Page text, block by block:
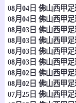
情报
澳威女超
A.P.I.A莱洽德女足
情报